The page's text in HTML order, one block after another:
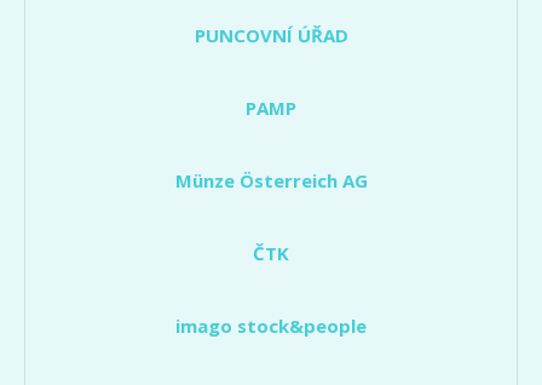
PUNCOVNÍ ÚŘAD
PAMP
Münze Österreich AG
ČTK
imago stock&people